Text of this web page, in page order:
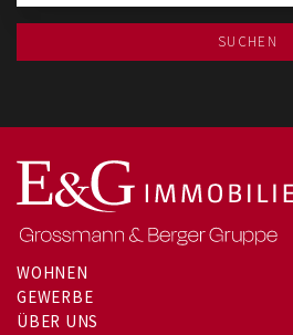
SUCHEN
WOHNEN
GEWERBE
ÜBER UNS